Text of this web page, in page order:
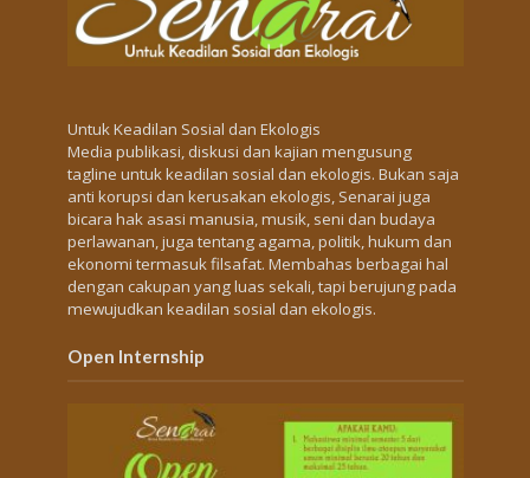
Untuk Keadilan Sosial dan Ekologis
Media publikasi, diskusi dan kajian mengusung
tagline untuk keadilan sosial dan ekologis. Bukan saja
anti korupsi dan kerusakan ekologis, Senarai juga
bicara hak asasi manusia, musik, seni dan budaya
perlawanan, juga tentang agama, politik, hukum dan
ekonomi termasuk filsafat. Membahas berbagai hal
dengan cakupan yang luas sekali, tapi berujung pada
mewujudkan keadilan sosial dan ekologis.
Open Internship